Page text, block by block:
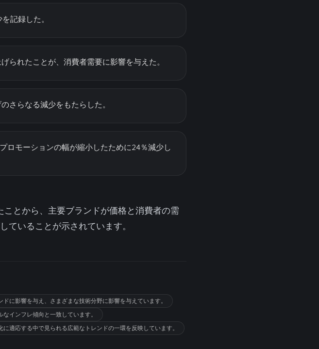
記録した。
られたことが、消費者需要に影響を与えた。
さらなる減少をもたらした。
ロモーションの幅が縮小したために24％減少し
とから、主要ブランドが価格と消費者の需
ていることが示されています。
に影響を与え、さまざまな技術分野に影響を与えています。
インフレ傾向と一致しています。
適応する中で見られる広範なトレンドの一環を反映しています。